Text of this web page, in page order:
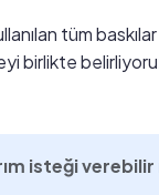
tüm
birlikte
isteği